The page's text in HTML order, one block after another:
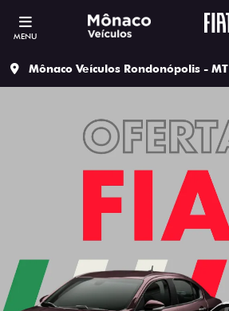
MENU
Mônaco Veículos Rondonópolis - MT